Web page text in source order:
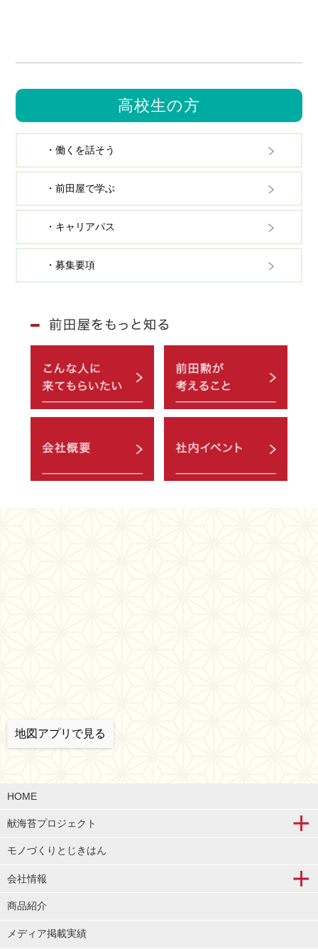
高校生の方
・働くを話そう
・前田屋で学ぶ
・キャリアパス
・募集要項
地図アプリで見る
HOME
献海苔プロジェクト
モノづくりとじきはん
会社情報
商品紹介
メディア掲載実績